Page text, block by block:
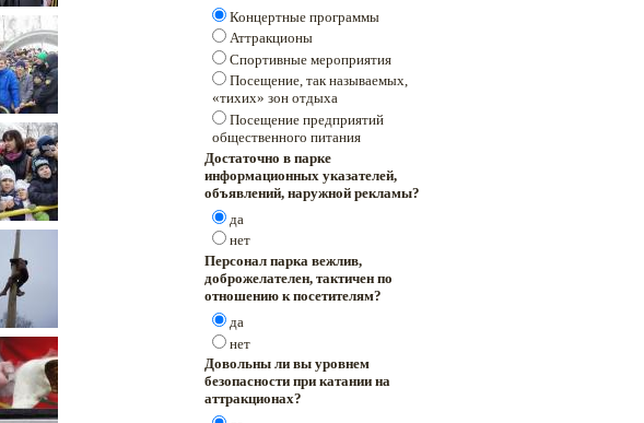
Концертные программы
Аттракционы
Спортивные мероприятия
Посещение, так называемых,
«тихих» зон отдыха
Посещение предприятий
общественного питания
Достаточно в парке
информационных указателей,
объявлений, наружной рекламы?
да
нет
Персонал парка вежлив,
доброжелателен, тактичен по
отношению к посетителям?
да
нет
Довольны ли вы уровнем
безопасности при катании на
аттракционах?